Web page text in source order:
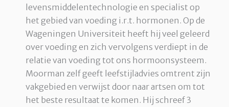
levensmiddelentechnologie en specialist op
het gebied van voeding i.r.t. hormonen. Op de
Wageningen Universiteit heeft hij veel geleerd
over voeding en zich vervolgens verdiept in de
relatie van voeding tot ons hormoonsysteem.
Moorman zelf geeft leefstijladvies omtrent zijn
vakgebied en verwijst door naar artsen om tot
het beste resultaat te komen. Hij schreef 3